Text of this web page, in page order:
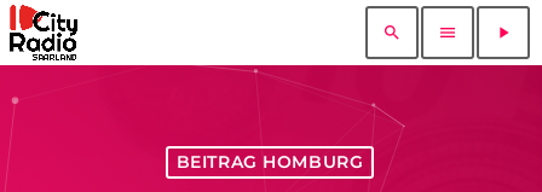
search menu play_arrow
BEITRAG HOMBURG